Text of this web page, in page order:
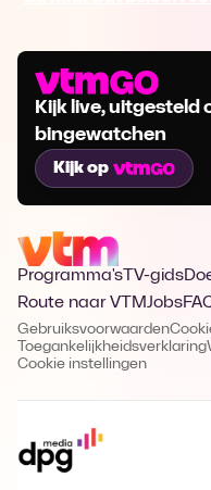
Kijk live, uitgesteld
bingewatchen
Kijk op
Programma's TV-gids
Route naar VTMJobs
Gebruiksvoorwaarden
Toegankelijkheidsverklaring
Cookie instellingen